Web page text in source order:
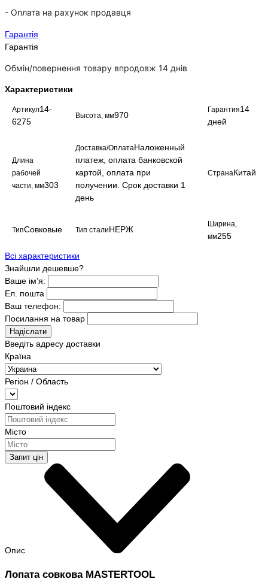
- Оплата на рахунок продавця
Гарантія
Гарантія
Обмін/повернення товару впродовж 14 днів
Характеристики
Артикул14-
6275
Высота, мм970
Гарантия14
дней
Длина
рабочей
части, мм303
Доставка/ОплатаНаложенный
платеж, оплата банковской
картой, оплата при
получении. Срок доставки 1
день
СтранаКитай
ТипСовковые Тип сталиНЕРЖ
Ширина,
мм255
Всі характеристики
Знайшли дешевше?
Ваше ім’я:
Ел. пошта
Ваш телефон:
Посилання на товар
Надіслати
Введіть адресу доставки
Країна
Регіон / Область
Поштовий індекс
Місто
Запит цін
Опис
Лопата совкова MASTERTOOL